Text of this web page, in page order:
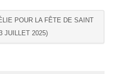
POUR LA FÊTE DE SAINT
JUILLET 2025)